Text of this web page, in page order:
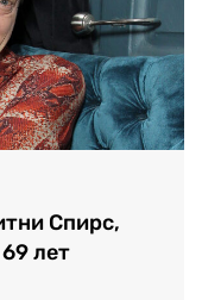
Спирс,
лет